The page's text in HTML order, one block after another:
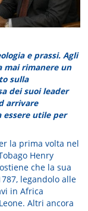
e prassi. Agli
mai rimanere un
sulla
dei suoi leader
arrivare
essere utile per
la prima volta nel
Henry
che la sua
legandolo alle
in Africa
Altri ancora